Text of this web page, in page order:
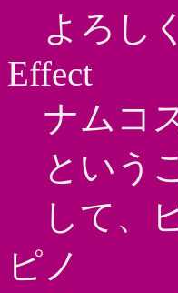
よろし
Effect
ナムコ
という
して、
ピノ